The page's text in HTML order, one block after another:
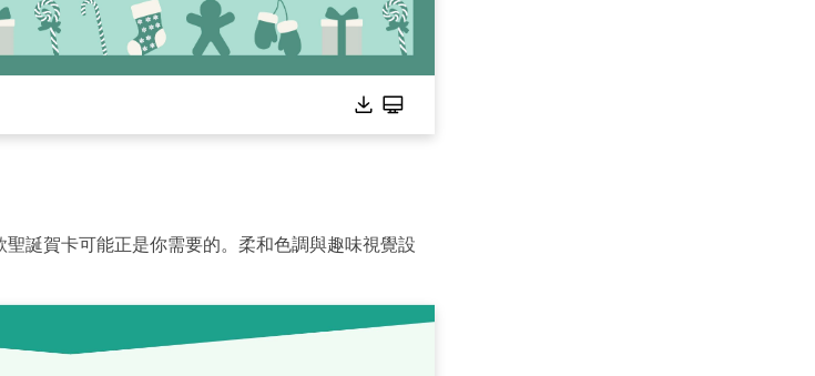
案需要使用 EdrawMax 開啟。
，可以從下方免費下載 EdrawMax 。
EdrawMax 線上版，網址為
誕賀卡可能正是你需要的。柔和色調與趣味視覺設